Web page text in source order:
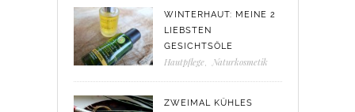
WINTERHAUT: MEINE 2
LIEBSTEN
GESICHTSÖLE
Hautpflege, Naturkosmetik
ZWEIMAL KÜHLES